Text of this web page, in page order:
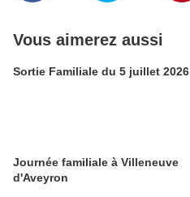
Vous aimerez aussi
Sortie Familiale du 5 juillet 2026
Journée familiale à Villeneuve
d'Aveyron